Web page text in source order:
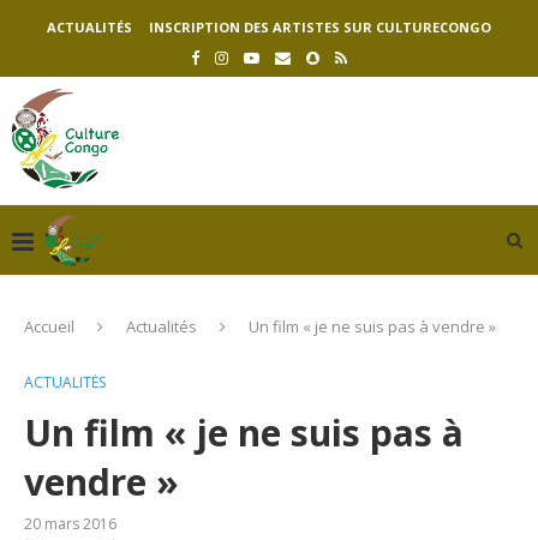
ACTUALITÉS INSCRIPTION DES ARTISTES SUR CULTURECONGO
Accueil Actualités Un film « je ne suis pas à vendre »
ACTUALITÉS
Un film « je ne suis pas à
vendre »
20 mars 2016